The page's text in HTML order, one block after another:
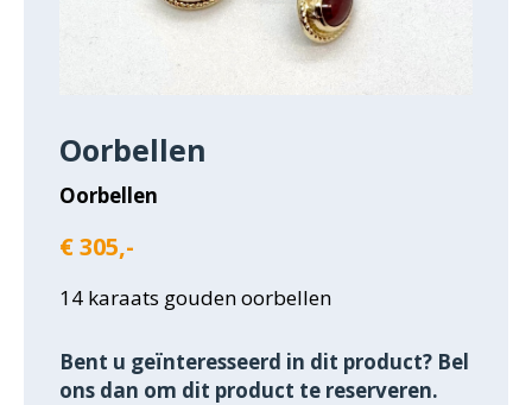
Oorbellen
Oorbellen
€ 305,-
14 karaats gouden oorbellen
Bent u geïnteresseerd in dit product? Bel
ons dan om dit product te reserveren.